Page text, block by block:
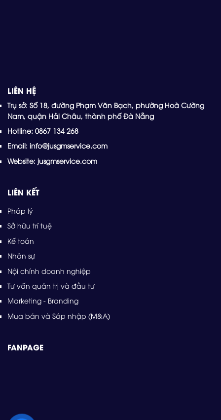
LIÊN HỆ
Trụ sở: Số 18, đường Phạm Văn Bạch, phường Hoà Cường
Nam, quận Hải Châu, thành phố Đà Nẵng
Hotline: 0867 134 268
Email: info@jusgmservice.com
Website: jusgmservice.com
LIÊN KẾT
Pháp lý
Sở hữu trí tuệ
Kế toán
Nhân sự
Nội chính doanh nghiệp
Tư vấn quản trị và đầu tư
Marketing - Branding
Mua bán và Sáp nhập (M&A)
FANPAGE